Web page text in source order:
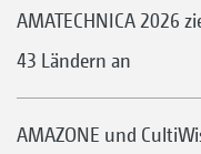
AMATECHNICA 2026
43 Ländern an
AMAZONE und